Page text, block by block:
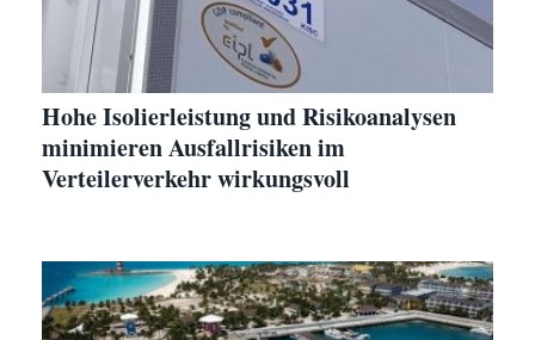
Hohe Isolierleistung und Risikoanalysen
minimieren Ausfallrisiken im
Verteilerverkehr wirkungsvoll